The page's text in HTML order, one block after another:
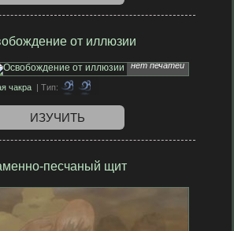
от иллюзии
нет печатей
чакра | Тип:
ИЗУЧИТЬ
песчаный щит